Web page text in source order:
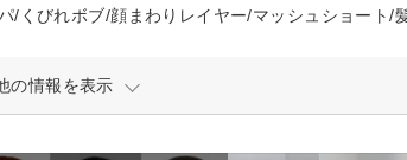
くびれボブ/顔まわりレイヤー/マッシュショート/
の情報を表示